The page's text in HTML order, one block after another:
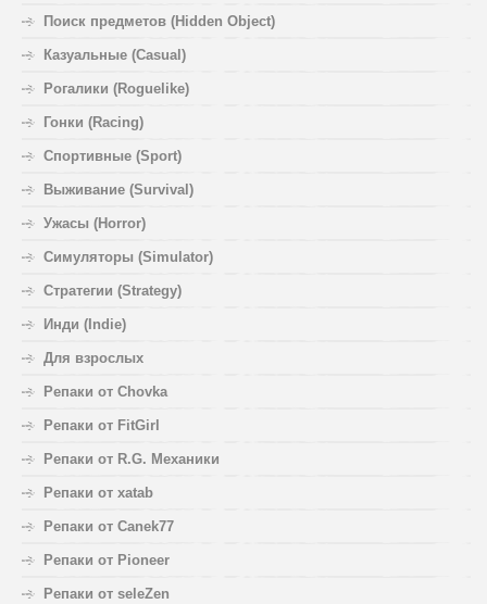
Поиск предметов (Hidden Object)
Казуальные (Casual)
Рогалики (Roguelike)
Гонки (Racing)
Спортивные (Sport)
Выживание (Survival)
Ужасы (Horror)
Симуляторы (Simulator)
Стратегии (Strategy)
Инди (Indie)
Для взрослых
Репаки от Chovka
Репаки от FitGirl
Репаки от R.G. Механики
Репаки от xatab
Репаки от Canek77
Репаки от Pioneer
Репаки от seleZen